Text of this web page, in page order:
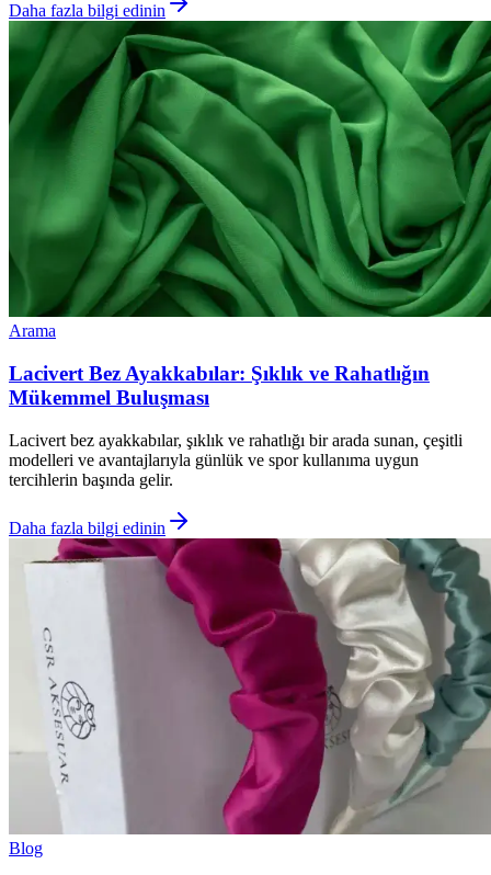
Daha fazla bilgi edinin
Arama
Lacivert Bez Ayakkabılar: Şıklık ve Rahatlığın
Mükemmel Buluşması
Lacivert bez ayakkabılar, şıklık ve rahatlığı bir arada sunan, çeşitli
modelleri ve avantajlarıyla günlük ve spor kullanıma uygun
tercihlerin başında gelir.
Daha fazla bilgi edinin
Blog